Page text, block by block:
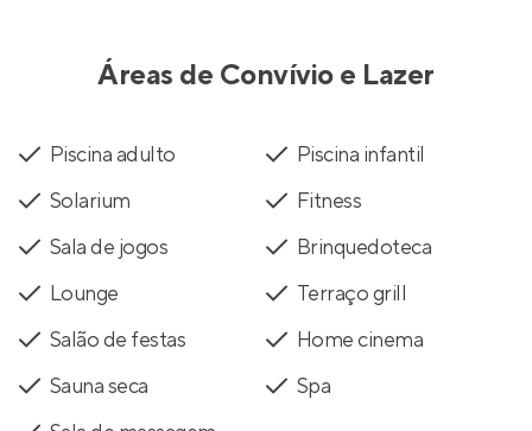
Áreas de Convívio e Lazer
Piscina adulto
Piscina infantil
Solarium
Fitness
Sala de jogos
Brinquedoteca
Lounge
Terraço grill
Salão de festas
Home cinema
Sauna seca
Spa